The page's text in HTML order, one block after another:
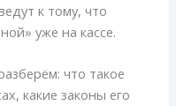
к тому, что
уже на кассе.
что такое
какие законы его